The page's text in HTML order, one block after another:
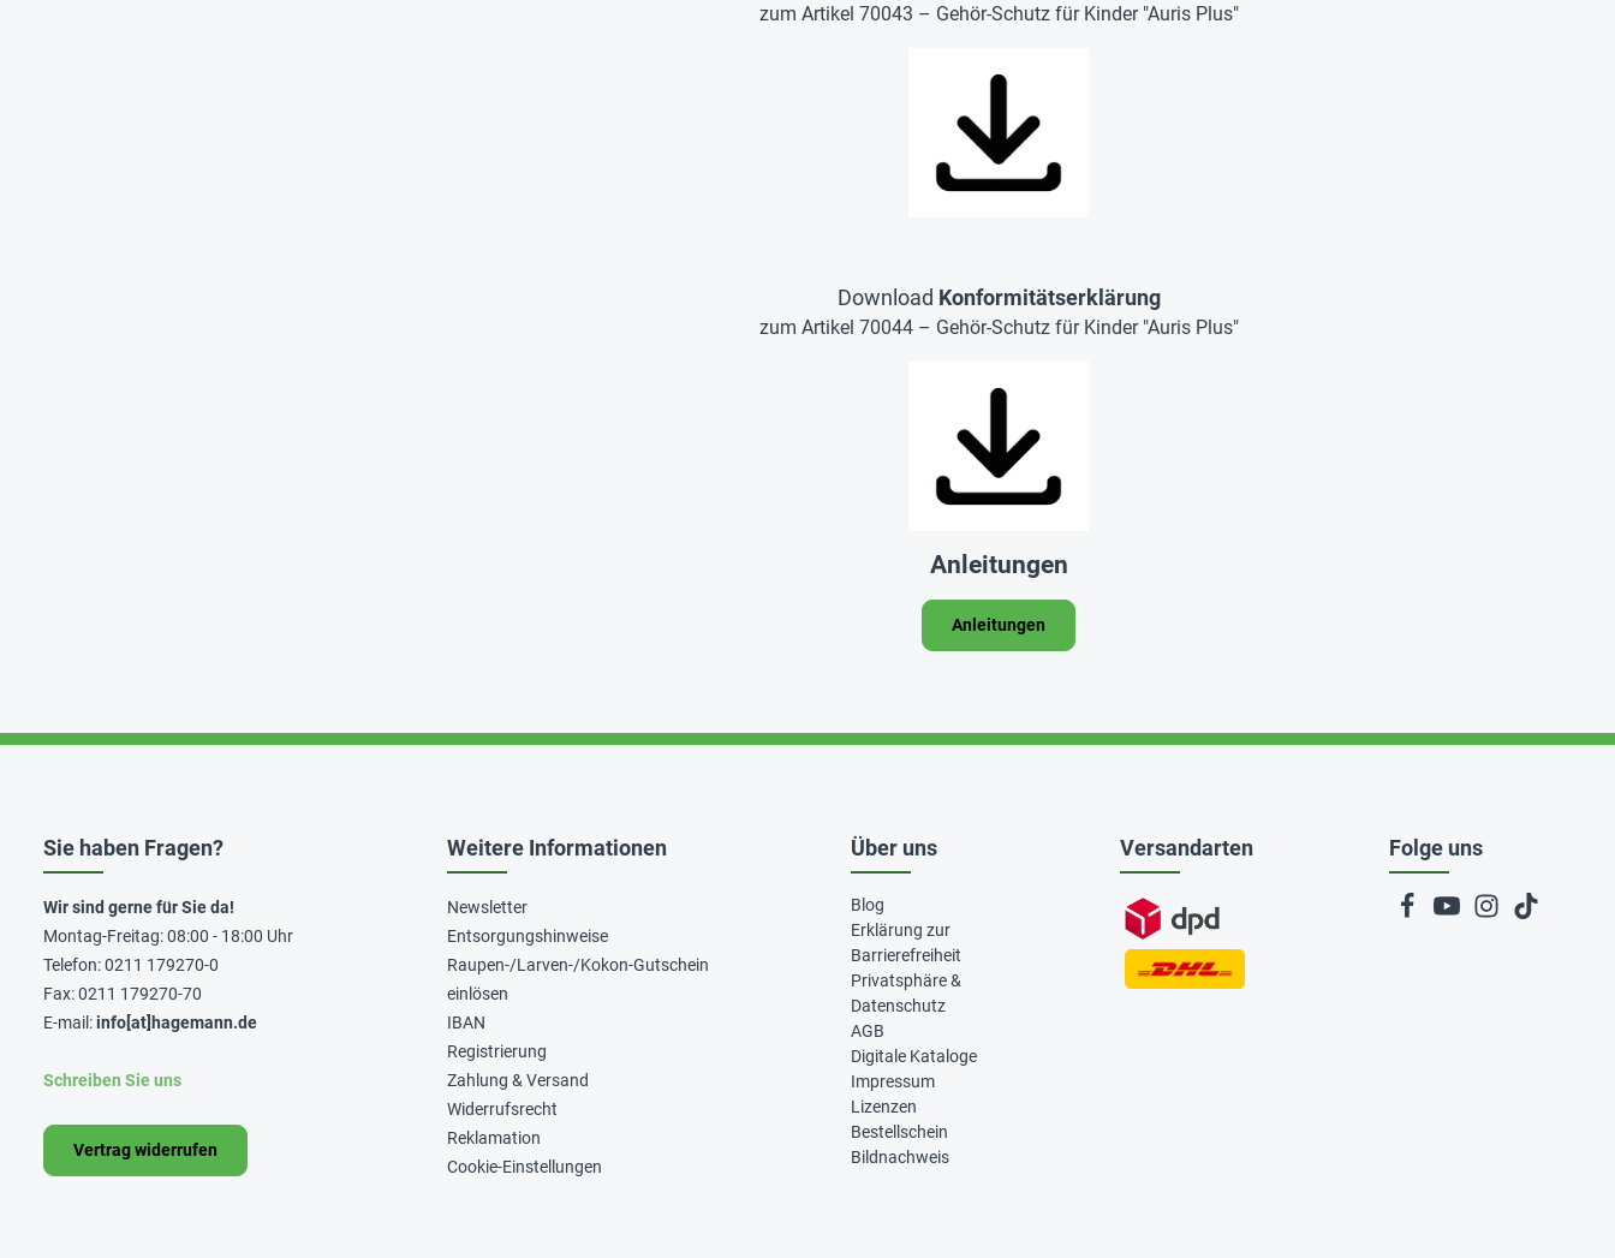
zum Artikel 70043 – Gehör-Schutz für Kinder "Auris Plus"
Download Konformitätserklärung
zum Artikel 70044 – Gehör-Schutz für Kinder "Auris Plus"
Anleitungen
Anleitungen
Folge uns
Über uns
Blog
Erklärung zur
Barrierefreiheit
Privatsphäre &
Datenschutz
AGB
Digitale Kataloge
Impressum
Lizenzen
Bestellschein
Bildnachweis
Sie haben Fragen?
Wir sind gerne für Sie da!
Montag-Freitag: 08:00 - 18:00 Uhr
Telefon: 0211 179270-0
Fax: 0211 179270-70
E-mail:info[at]hagemann.de
Schreiben Sie uns
Vertrag widerrufen
Weitere Informationen
Newsletter
Entsorgungshinweise
Raupen-/Larven-/Kokon-Gutschein
einlösen
IBAN
Registrierung
Zahlung & Versand
Widerrufsrecht
Reklamation
Cookie-Einstellungen
Versandarten